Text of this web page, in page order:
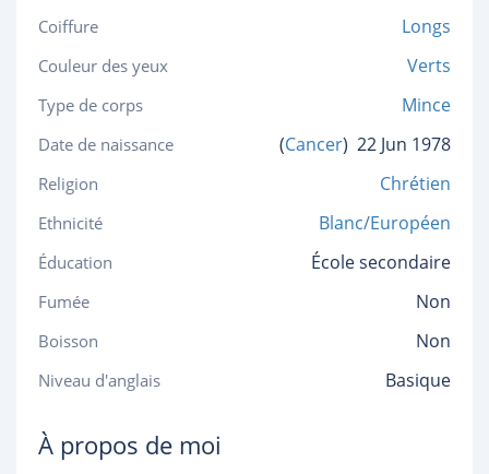
Coiffure Longs
Couleur des yeux Verts
Type de corps Mince
Date de naissance (Cancer) 22 Jun 1978
Religion Chrétien
Ethnicité Blanc/Européen
Éducation École secondaire
Fumée Non
Boisson Non
Niveau d'anglais Basique
À propos de moi